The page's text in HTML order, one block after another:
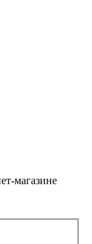
магазине